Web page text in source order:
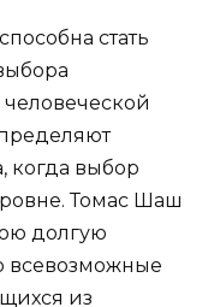
стать
когда выбор
Томас Шаш
долгую
всевозможные
из